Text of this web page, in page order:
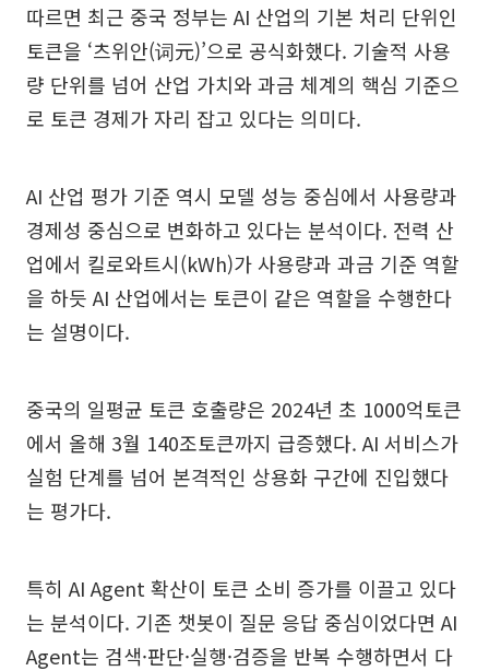
따르면 최근 중국 정부는 AI 산업의 기본 처리 단위인
토큰을 ‘츠위안(词元)’으로 공식화했다. 기술적 사용
량 단위를 넘어 산업 가치와 과금 체계의 핵심 기준으
로 토큰 경제가 자리 잡고 있다는 의미다.
AI 산업 평가 기준 역시 모델 성능 중심에서 사용량과
경제성 중심으로 변화하고 있다는 분석이다. 전력 산
업에서 킬로와트시(kWh)가 사용량과 과금 기준 역할
을 하듯 AI 산업에서는 토큰이 같은 역할을 수행한다
는 설명이다.
중국의 일평균 토큰 호출량은 2024년 초 1000억토큰
에서 올해 3월 140조토큰까지 급증했다. AI 서비스가
실험 단계를 넘어 본격적인 상용화 구간에 진입했다
는 평가다.
특히 AI Agent 확산이 토큰 소비 증가를 이끌고 있다
는 분석이다. 기존 챗봇이 질문 응답 중심이었다면 AI
Agent는 검색·판단·실행·검증을 반복 수행하면서 다